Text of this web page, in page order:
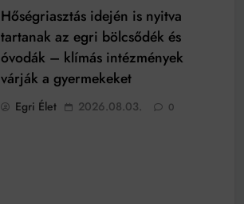
Hőségriasztás idején is nyitva
tartanak az egri bölcsődék és
óvodák – klímás intézmények
várják a gyermekeket
Egri Élet 2026.08.03. 0